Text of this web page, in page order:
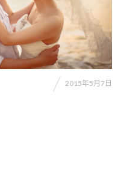
2015年5月7日